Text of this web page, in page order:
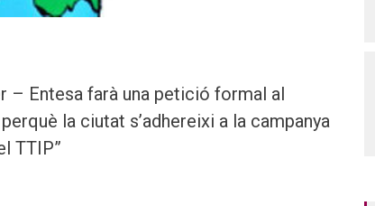
– Entesa farà una petició formal al
la ciutat s’adhereixi a la campanya
TTIP”